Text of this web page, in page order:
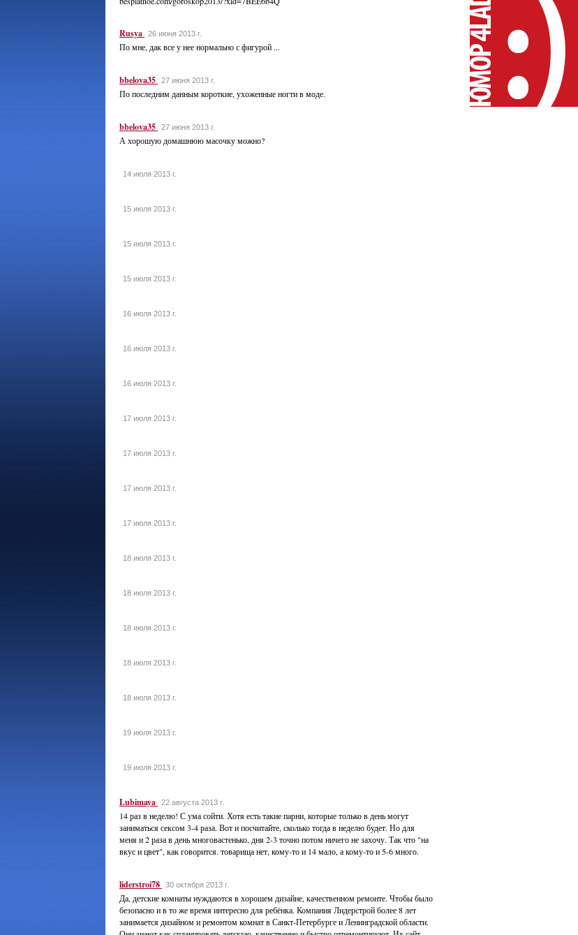
Rusya 26 июня 2013 г.
По мне, дак все у нее нормально с фигурой ...
bbelova35 27 июня 2013 г.
По последним данным короткие, ухоженные ногти в моде.
bbelova35 27 июня 2013 г.
А хорошую домашнюю масочку можно?
14 июля 2013 г.
15 июля 2013 г.
15 июля 2013 г.
15 июля 2013 г.
16 июля 2013 г.
16 июля 2013 г.
16 июля 2013 г.
17 июля 2013 г.
17 июля 2013 г.
17 июля 2013 г.
17 июля 2013 г.
18 июля 2013 г.
18 июля 2013 г.
18 июля 2013 г.
18 июля 2013 г.
18 июля 2013 г.
19 июля 2013 г.
19 июля 2013 г.
Lubimaya 22 августа 2013 г.
14 раз в неделю! С ума сойти. Хотя есть такие парни, которые только в день могут
заниматься сексом 3-4 раза. Вот и посчитайте, сколько тогда в неделю будет. Но для
меня и 2 раза в день многовастенько, дня 2-3 точно потом ничего не захочу. Так что "на
вкус и цвет", как говорится. товарища нет, кому-то и 14 мало, а кому-то и 5-6 много.
liderstroi78 30 октября 2013 г.
Да, детские комнаты нуждаются в хорошем дизайне, качественном ремонте. Чтобы было
безопасно и в то же время интересно для ребёнка. Компания Лидерстрой более 8 лет
занимается дизайном и ремонтом комнат в Санкт-Петербурге и Ленинградской области.